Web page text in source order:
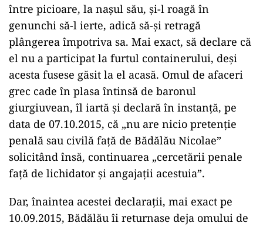
între picioare, la nașul său, și-l roagă în
genunchi să-l ierte, adică să-și retragă
plângerea împotriva sa. Mai exact, să declare că
el nu a participat la furtul containerului, deși
acesta fusese găsit la el acasă. Omul de afaceri
grec cade în plasa întinsă de baronul
giurgiuvean, îl iartă și declară în instanță, pe
data de 07.10.2015, că „nu are nicio pretenție
penală sau civilă față de Bădălău Nicolae”
solicitând însă, continuarea „cercetării penale
față de lichidator și angajații acestuia”.
Dar, înaintea acestei declarații, mai exact pe
10.09.2015, Bădălău îi returnase deja omului de